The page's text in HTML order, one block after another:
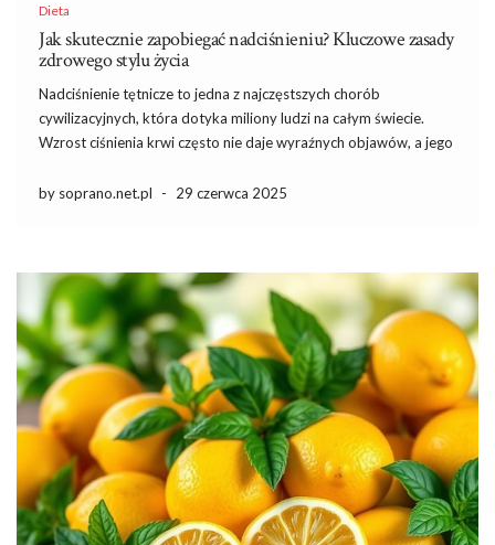
Dieta
Jak skutecznie zapobiegać nadciśnieniu? Kluczowe zasady
zdrowego stylu życia
Nadciśnienie tętnicze to jedna z najczęstszych chorób
cywilizacyjnych, która dotyka miliony ludzi na całym świecie.
Wzrost ciśnienia krwi często nie daje wyraźnych objawów, a jego
powikłań, takich jak udar mózgu czy niewydolność serca.
by soprano.net.pl - 29 czerwca 2025